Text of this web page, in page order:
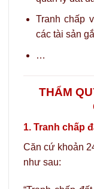
Tranh chấp
các tài sản
…
THẨM
1. Tranh chấp
Căn cứ khoản
như sau: